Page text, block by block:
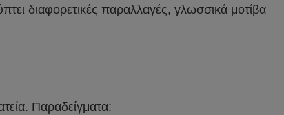
διαφορετικές παραλλαγές, γλωσσικά μοτίβα
Παραδείγματα: